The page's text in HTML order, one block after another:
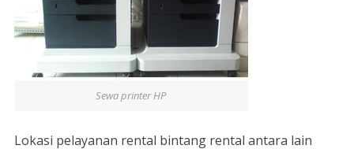
Sewa printer HP
Lokasi pelayanan rental bintang rental antara lain